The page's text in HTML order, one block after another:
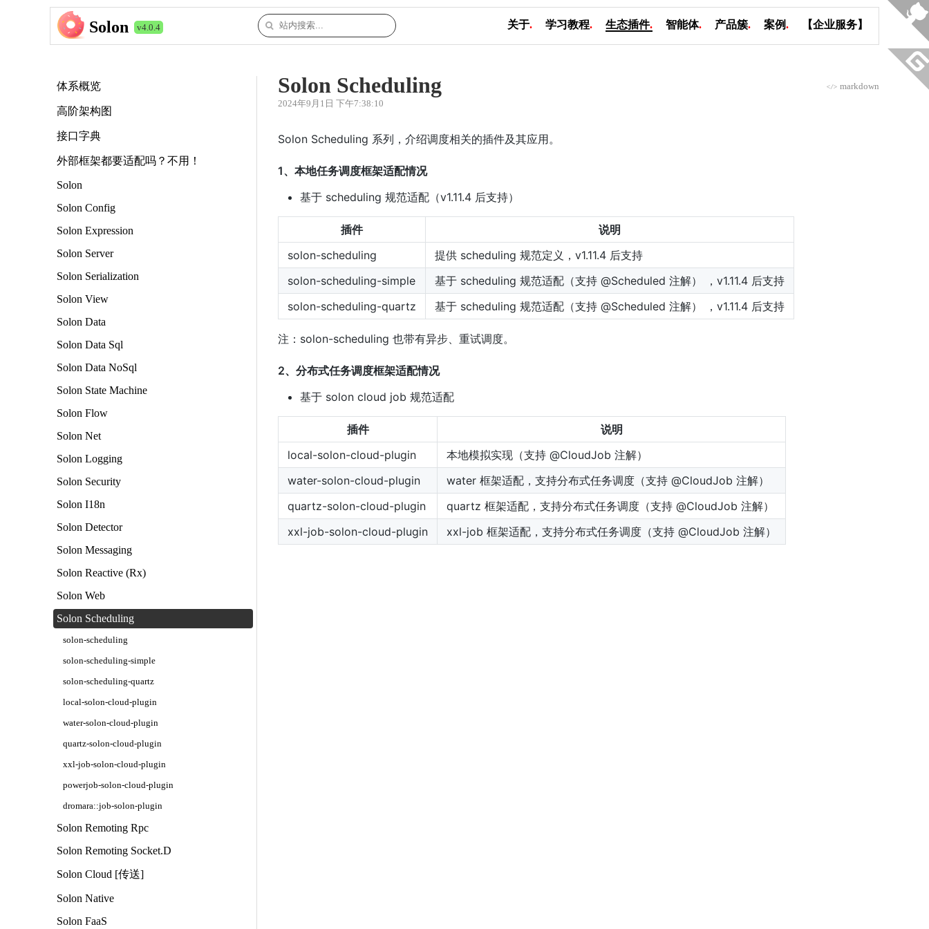
Solon v4.0.4 关于. 学习教程. 生态插件. 智能体. 产品簇. 案例. 【企业服务】
体系概览
高阶架构图
接口字典
外部框架都要适配吗？不用！
Solon
Solon Config
Solon Expression
Solon Server
Solon Serialization
Solon View
Solon Data
Solon Data Sql
Solon Data NoSql
Solon State Machine
Solon Flow
Solon Net
Solon Logging
Solon Security
Solon I18n
Solon Detector
Solon Messaging
Solon Reactive (Rx)
Solon Web
Solon Scheduling
solon-scheduling
solon-scheduling-simple
solon-scheduling-quartz
local-solon-cloud-plugin
water-solon-cloud-plugin
quartz-solon-cloud-plugin
xxl-job-solon-cloud-plugin
powerjob-solon-cloud-plugin
dromara::job-solon-plugin
Solon Remoting Rpc
Solon Remoting Socket.D
Solon Cloud [传送]
Solon Native
Solon FaaS
Solon Scheduling </> markdown
2024年9月1日 下午7:38:10
Solon Scheduling 系列，介绍调度相关的插件及其应用。
1、本地任务调度框架适配情况
基于 scheduling 规范适配（v1.11.4 后支持）
插件
说明
solon-scheduling
提供 scheduling 规范定义，v1.11.4 后支持
solon-scheduling-simple
基于 scheduling 规范适配（支持 @Scheduled 注解） ，v1.11.4 后支持
solon-scheduling-quartz
基于 scheduling 规范适配（支持 @Scheduled 注解） ，v1.11.4 后支持
注：solon-scheduling 也带有异步、重试调度。
2、分布式任务调度框架适配情况
基于 solon cloud job 规范适配
插件
说明
local-solon-cloud-plugin
本地模拟实现（支持 @CloudJob 注解）
water-solon-cloud-plugin
water 框架适配，支持分布式任务调度（支持 @CloudJob 注解）
quartz-solon-cloud-plugin
quartz 框架适配，支持分布式任务调度（支持 @CloudJob 注解）
xxl-job-solon-cloud-plugin
xxl-job 框架适配，支持分布式任务调度（支持 @CloudJob 注解）